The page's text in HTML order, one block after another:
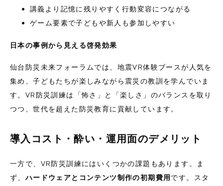
講義より記憶に残りやすく行動変容につながる
ゲーム要素で子どもや新人も参加しやすい
日本の事例から見える啓発効果
仙台防災未来フォーラムでは、地震VR体験ブースが人気を
集め、子どもたちが楽しみながら震災の教訓を学んでいま
す。VR防災訓練は「怖さ」と「楽しさ」のバランスを取り
つつ、世代を超えた防災教育に貢献しています。
導入コスト・酔い・運用面のデメリット
一方で、VR防災訓練にはいくつかの課題もあります。ま
ず、ハードウェアとコンテンツ制作の初期費用です。スタ